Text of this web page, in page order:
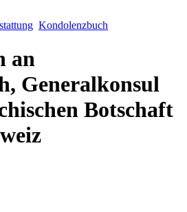
Kondolenzbuch
an
Generalkonsul
Botschaft